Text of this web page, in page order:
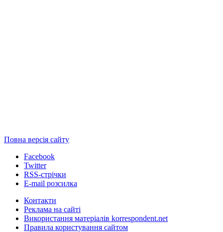
Повна версія сайту
Facebook
Twitter
RSS-стрічки
E-mail розсилка
Контакти
Реклама на сайті
Використання матеріалів korrespondent.net
Правила користування сайтом